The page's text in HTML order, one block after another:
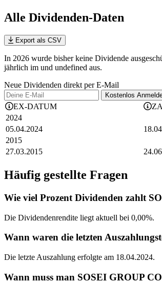
Alle Dividenden-Daten
Export als CSV
In 2026 wurde bisher keine Dividende
jährlich im und undefined aus.
Neue Dividenden direkt per E-Mail
Kostenlos
EX-DATUM
2024
05.04.2024
2015
27.03.2015
Häufig gestellte Fragen
Wie viel Prozent Dividenden zahlt
Die Dividendenrendite liegt aktuell bei 0,00%.
Wann waren die letzten
Die letzte Auszahlung erfolgte am 18.04.2024.
Wann muss man SOSEI GROUP